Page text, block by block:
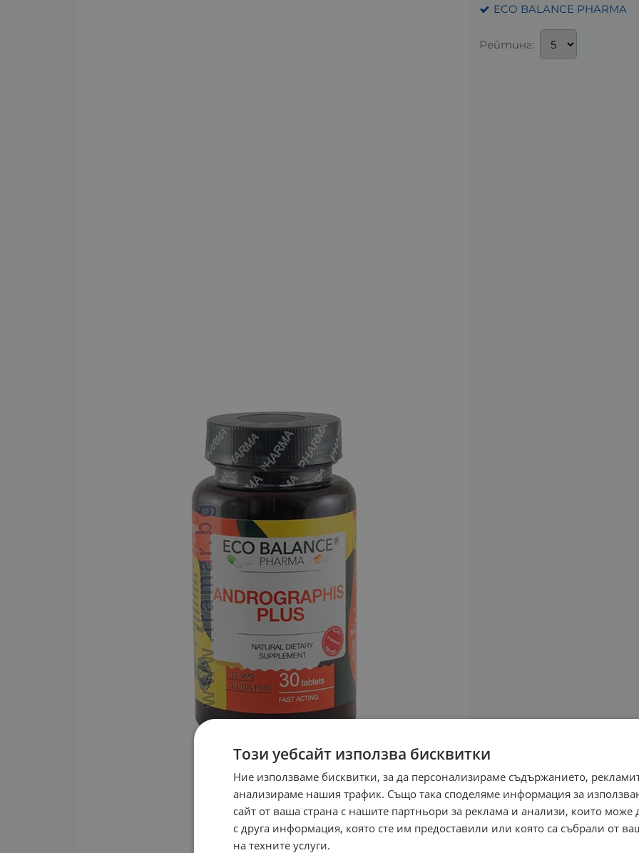
ECO BALANCE PHARMA
Рейтинг:
Този уебсайт използва бисквитки
Ние използваме бисквитки, за да персонализираме съдържанието,
анализираме нашия трафик. Също така споделяме информация за
сайт от ваша страна с нашите партньори за реклама и анализи, които може
с друга информация, която сте им предоставили или която са събрали от
на техните услуги.